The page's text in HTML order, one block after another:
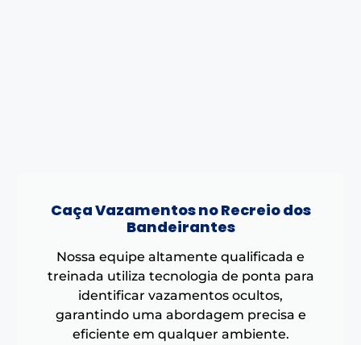
Caça Vazamentos no Recreio dos
Bandeirantes
Nossa equipe altamente qualificada e
treinada utiliza tecnologia de ponta para
identificar vazamentos ocultos,
garantindo uma abordagem precisa e
eficiente em qualquer ambiente.